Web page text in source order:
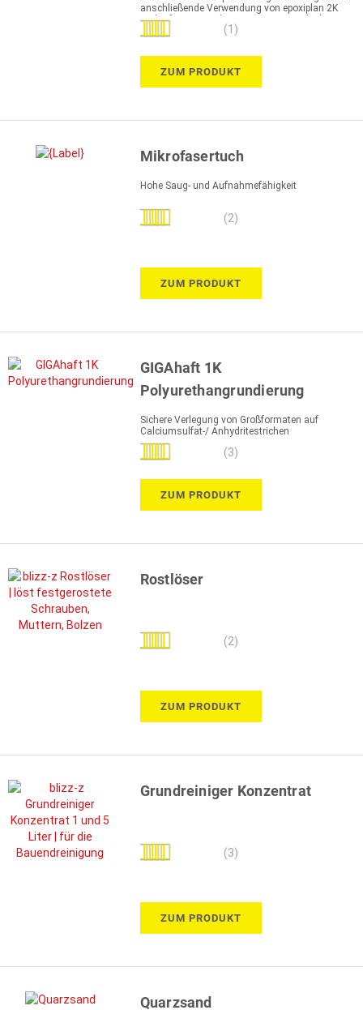
anschließende Verwendung von epoxiplan 2K
Verlaufsmasse oder epoxitec 2K Beschichtung
Bewertung: (1)
ZUM PRODUKT
Mikrofasertuch
Hohe Saug- und Aufnahmefähigkeit
Bewertung: (2)
ZUM PRODUKT
GIGAhaft 1K
Polyurethangrundierung
Sichere Verlegung von Großformaten auf
Calciumsulfat-/ Anhydritestrichen
Bewertung:
(3)
ZUM PRODUKT
Rostlöser
Bewertung: (2)
ZUM PRODUKT
Grundreiniger Konzentrat
Bewertung: (3)
ZUM PRODUKT
Quarzsand